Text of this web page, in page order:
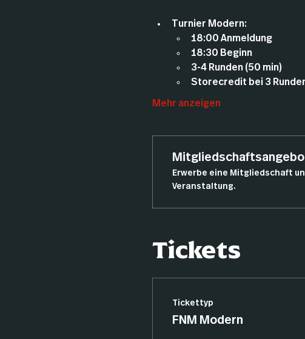
Turnier Modern:
18:00 Anmeldung
18:30 Beginn
3-4 Runden (50 min)
Storecredit bei 3
Mehr anzeigen
Erwerbe eine Mitgliedschaft
Veranstaltung.
Tickets
Tickettyp
FNM Modern